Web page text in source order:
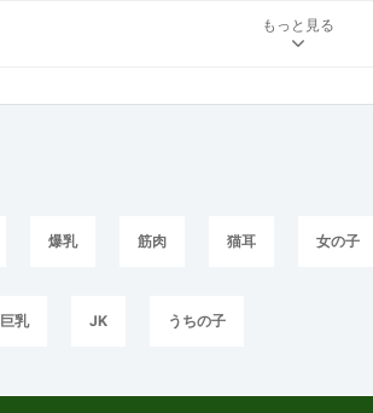
もっと見る
爆乳 筋肉 猫耳 女の子
巨乳 JK うちの子